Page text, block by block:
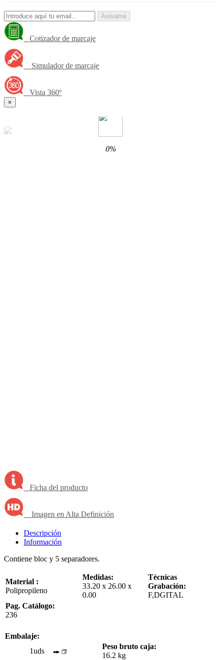
Avisame
Cotizador de marcaje
Simulador de marcaje
Vista 360º
×
Ficha del producto
Imagen en Alta Definición
Descripción
Información
Contiene bloc y 5 separadores.
Material :
Polipropileno
Medidas:
33.20 x 26.00 x
0.00
Técnicas
Grabación:
F,DGITAL
Pag. Catálogo:
236
Embalaje:
1uds
Peso bruto caja:
16.2 kg